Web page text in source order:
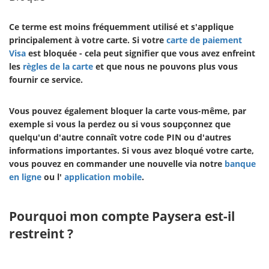
Ce terme est moins fréquemment utilisé et s'applique
principalement à votre carte. Si votre carte de paiement
Visa est bloquée - cela peut signifier que vous avez enfreint
les règles de la carte et que nous ne pouvons plus vous
fournir ce service.
Vous pouvez également bloquer la carte vous-même, par
exemple si vous la perdez ou si vous soupçonnez que
quelqu'un d'autre connaît votre code PIN ou d'autres
informations importantes. Si vous avez bloqué votre carte,
vous pouvez en commander une nouvelle via notre banque
en ligne ou l' application mobile.
Pourquoi mon compte Paysera est-il
restreint ?